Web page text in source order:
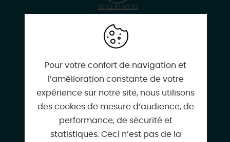
06 23 39 85 53
Pour votre confort de navigation et
l’amélioration constante de votre
expérience sur notre site, nous utilisons
des cookies de mesure d’audience, de
performance, de sécurité et
statistiques. Ceci n’est pas de la